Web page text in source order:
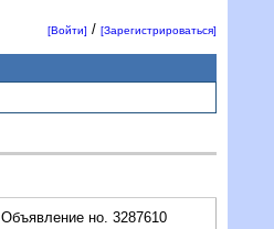
[Войти] /[Зарегистрироваться]
Объявление но. 3287610